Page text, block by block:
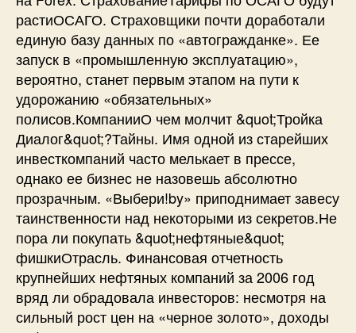
растиОСАГО. Страховщики почти доработали
единую базу данных по «автогражданке». Ее
запуск в «промышленную эксплуатацию»,
вероятно, станет первым этапом на пути к
удорожанию «обязательных»
полисов.КомпанииО чем молчит &quot;Тройка
Диалог&quot;?Тайны. Имя одной из старейших
инвесткомпаний часто мелькает в прессе,
однако ее бизнес не назовешь абсолютно
прозрачным. «Выбери!by» приподнимает завесу
таинственности над некоторыми из секретов.Не
пора ли покупать &quot;нефтяные&quot;
фишкиОтрасль. Финансовая отчетность
крупнейших нефтяных компаний за 2006 год
вряд ли обрадовала инвесторов: несмотря на
сильный рост цен на «черное золото», доходы